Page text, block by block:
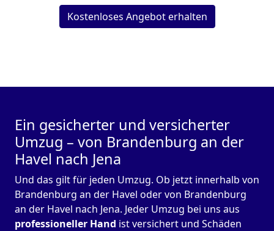
Kostenloses Angebot erhalten
Ein gesicherter und versicherter
Umzug – von Brandenburg an der
Havel nach Jena
Und das gilt für jeden Umzug. Ob jetzt innerhalb von
Brandenburg an der Havel oder von Brandenburg
an der Havel nach Jena. Jeder Umzug bei uns aus
professioneller Hand ist versichert und Schäden